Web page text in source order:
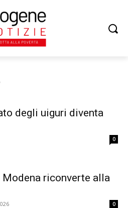
degli uiguri diventa
0
Modena riconverte alla
0